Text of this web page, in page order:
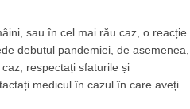
sau în cel mai rău caz, o reacție
debutul pandemiei, de asemenea,
respectați sfaturile și
medicul în cazul în care aveți